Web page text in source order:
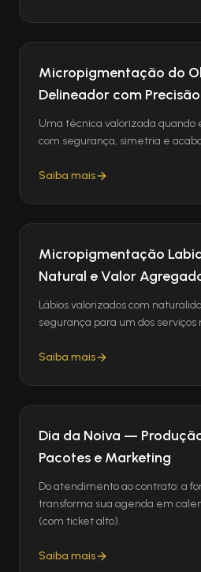
Micropigmentação do
Delineador com Precisão
Uma técnica valorizada
com segurança, simetria e
Saiba mais
Micropigmentação
Natural e Valor
Lábios valorizados com
segurança para um dos serviços
Saiba mais
Dia da Noiva —
Pacotes e Marketing
Do atendimento ao contrato: a
transforma sua agenda em
(com ticket alto).
Saiba mais